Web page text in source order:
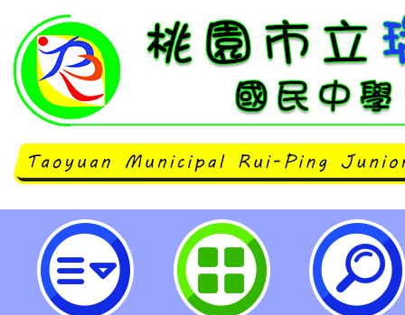
113學年度高中職免試入學志願選
瑞坪國民中學